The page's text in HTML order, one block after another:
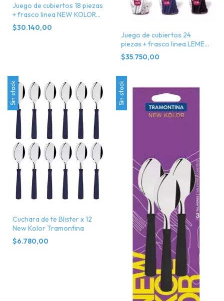
Juego de cubiertos 18 piezas
+ frasco linea NEW KOLOR
tramontina
$30.140,00
Juego de cubiertos 24
piezas + frasco linea LEME
tramontina
$35.750,00
Sin stock
Cuchara de te Blister x 12
New Kolor Tramontina
$6.780,00
Sin stock